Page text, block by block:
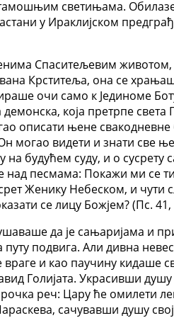
светињама.
у Ираклијском
Спаситељевим животом,
Крститеља, она се
очи само к Јединоме
која претрпе света
описати њене свакодневне
могао видети и знати све
будућем суду, и о
песмама: Покажи ми се
Женику Небеском, и чути
се лицу Божјем? (Пс. 41,
да је сањаријама и
подвига. Али дивна
и као паучину кидаше
Голијата. Украсивши душу
реч: Цару ће омилети
сачувавши душу